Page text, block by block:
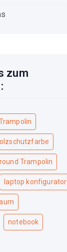
zum
Trampolin
laptop konfigurator
notebook